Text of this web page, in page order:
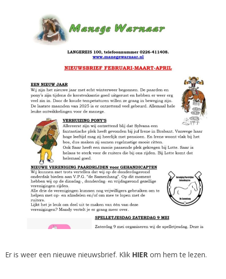
Er is weer een nieuwe nieuwsbrief. Klik HIER om hem te lezen.